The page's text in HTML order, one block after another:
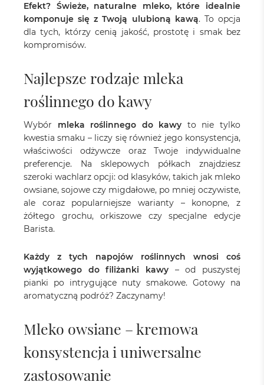
Efekt? Świeże, naturalne mleko, które idealnie
komponuje się z Twoją ulubioną kawą. To opcja
dla tych, którzy cenią jakość, prostotę i smak bez
kompromisów.
Najlepsze rodzaje mleka
roślinnego do kawy
Wybór mleka roślinnego do kawy to nie tylko
kwestia smaku – liczy się również jego konsystencja,
właściwości odżywcze oraz Twoje indywidualne
preferencje. Na sklepowych półkach znajdziesz
szeroki wachlarz opcji: od klasyków, takich jak mleko
owsiane, sojowe czy migdałowe, po mniej oczywiste,
ale coraz popularniejsze warianty – konopne, z
żółtego grochu, orkiszowe czy specjalne edycje
Barista.
Każdy z tych napojów roślinnych wnosi coś
wyjątkowego do filiżanki kawy – od puszystej
pianki po intrygujące nuty smakowe. Gotowy na
aromatyczną podróż? Zaczynamy!
Mleko owsiane – kremowa
konsystencja i uniwersalne
zastosowanie